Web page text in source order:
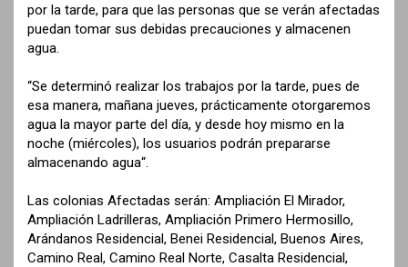
por la tarde, para que las personas que se verán afectadas
puedan tomar sus debidas precauciones y almacenen
agua.
“Se determinó realizar los trabajos por la tarde, pues de
esa manera, mañana jueves, prácticamente otorgaremos
agua la mayor parte del día, y desde hoy mismo en la
noche (miércoles), los usuarios podrán prepararse
almacenando agua“.
Las colonias Afectadas serán: Ampliación El Mirador,
Ampliación Ladrilleras, Ampliación Primero Hermosillo,
Arándanos Residencial, Benei Residencial, Buenos Aires,
Camino Real, Camino Real Norte, Casalta Residencial,